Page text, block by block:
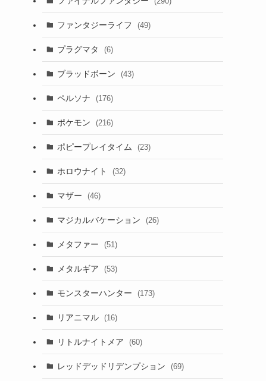
ファンタジーライフ (49)
プラグマタ (6)
ブラッドボーン (43)
ペルソナ (176)
ポケモン (216)
ポピープレイタイム (23)
ホロウナイト (32)
マザー (46)
マジカルバケーション (26)
メタファー (51)
メタルギア (53)
モンスターハンター (173)
リアニマル (16)
リトルナイトメア (60)
レッドデッドリデンプション (69)